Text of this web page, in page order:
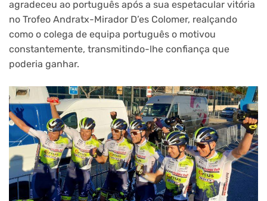
agradeceu ao português após a sua espetacular vitória
no Trofeo Andratx-Mirador D’es Colomer, realçando
como o colega de equipa português o motivou
constantemente, transmitindo-lhe confiança que
poderia ganhar.